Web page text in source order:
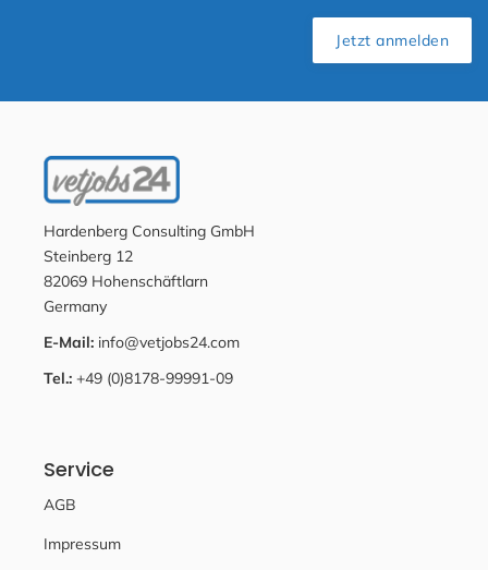
Jetzt anmelden
Hardenberg Consulting GmbH
Steinberg 12
82069 Hohenschäftlarn
Germany
E-Mail: info@vetjobs24.com
Tel.: +49 (0)8178-99991-09
Service
AGB
Impressum